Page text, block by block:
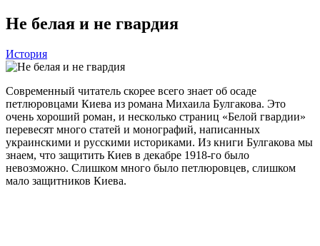
Не белая и не гвардия
История
Современный читатель скорее всего знает об осаде
петлюровцами Киева из романа Михаила Булгакова. Это
очень хороший роман, и несколько страниц «Белой гвардии»
перевесят много статей и монографий, написанных
украинскими и русскими историками. Из книги Булгакова мы
знаем, что защитить Киев в декабре 1918-го было
невозможно. Слишком много было петлюровцев, слишком
мало защитников Киева.